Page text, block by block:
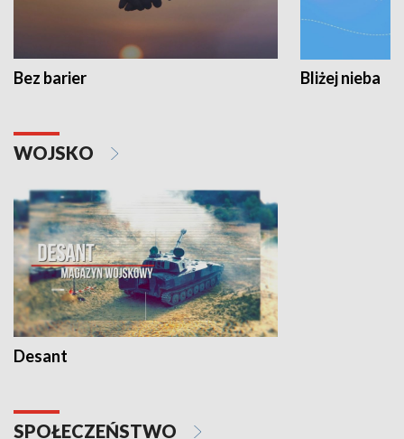
Bez barier Bliżej nieba
WOJSKO
Desant
SPOŁECZEŃSTWO